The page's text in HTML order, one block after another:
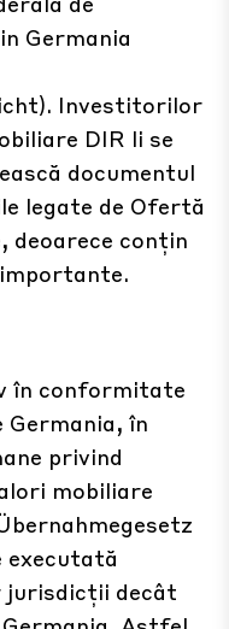
Germania
Investitorilor
DIR li se
documentul
legate de Ofertă
deoarece conțin
în conformitate
Germania, în
privind
mobiliare
executată
decât